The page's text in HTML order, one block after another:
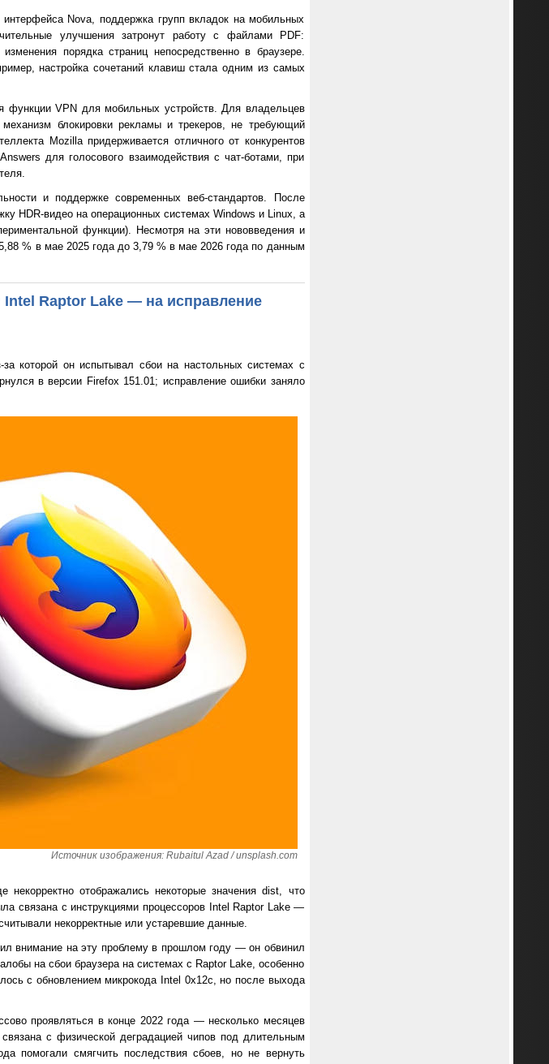
Nova, поддержка групп вкладок на мобильных
улучшения затронут работу с файлами PDF:
порядка страниц непосредственно в браузере.
настройка сочетаний клавиш стала одним из самых
функции VPN для мобильных устройств. Для владельцев
блокировки рекламы и трекеров, не требующий
Mozilla придерживается отличного от конкурентов
для голосового взаимодействия с чат-ботами, при
и поддержке современных веб-стандартов. После
HDR-видео на операционных системах Windows и Linux, а
функции). Несмотря на эти нововведения и
% в мае 2025 года до 3,79 % в мае 2026 года по данным
Raptor Lake — на исправление
которой он испытывал сбои на настольных системах с
в версии Firefox 151.01; исправление ошибки заняло
Источник изображения: Rubaitul Azad / unsplash.com
отображались некоторые значения dist, что
связана с инструкциями процессоров Intel Raptor Lake —
некорректные или устаревшие данные.
внимание на эту проблему в прошлом году — он обвинил
на сбои браузера на системах с Raptor Lake, особенно
с обновлением микрокода Intel 0x12c, но после выхода
проявляться в конце 2022 года — несколько месяцев
с физической деградацией чипов под длительным
помогали смягчить последствия сбоев, но не вернуть